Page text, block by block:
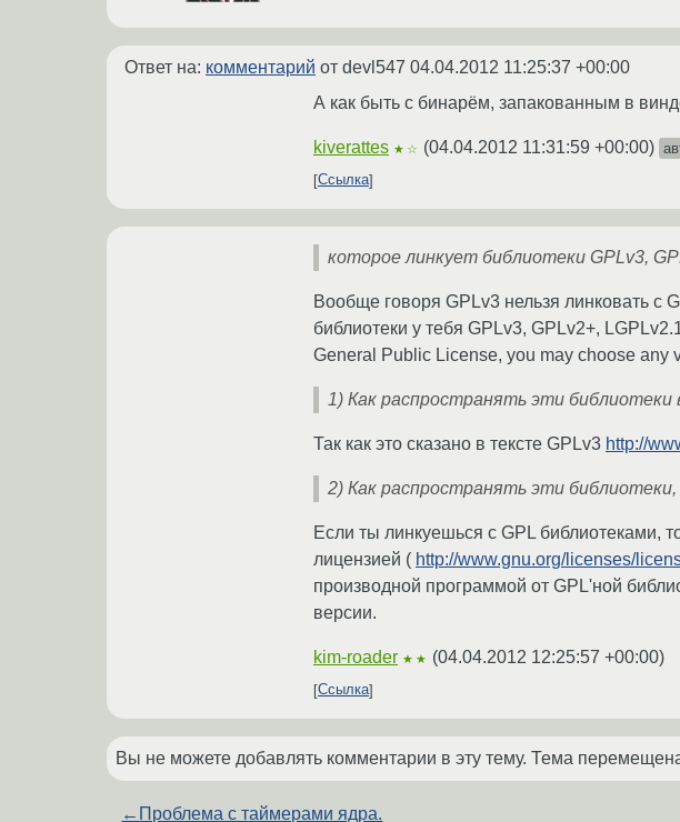
Ответ на: комментарий от devl547 04.04.2012 11:25:37 +00:00
А как быть с бинарём, запакованным в
kiverattes ★☆ (04.04.2012 11:31:59 +00:00)
Ссылка
которое линкует библиотеки GPLv3,
Вообще говоря GPLv3 нельзя линковать с
библиотеки у тебя GPLv3, GPLv2+,
General Public License, you may choose any
1) Как распространять эти
Так как это сказано в тексте GPLv3 http://
2) Как распространять эти
Если ты линкуешься с GPL библиотеками,
лицензией ( http://www.gnu.org/licenses/
производной программой от GPL'ной
версии.
kim-roader ★★ (04.04.2012 12:25:57 +00:00)
Ссылка
Вы не можете добавлять комментарии в эту тему. Тема
← Проблема с таймерами ядра.